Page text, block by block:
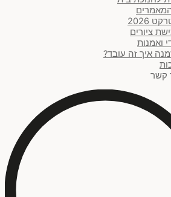
2026
ציורים
ואמנות
איך זה עובד?
קשר